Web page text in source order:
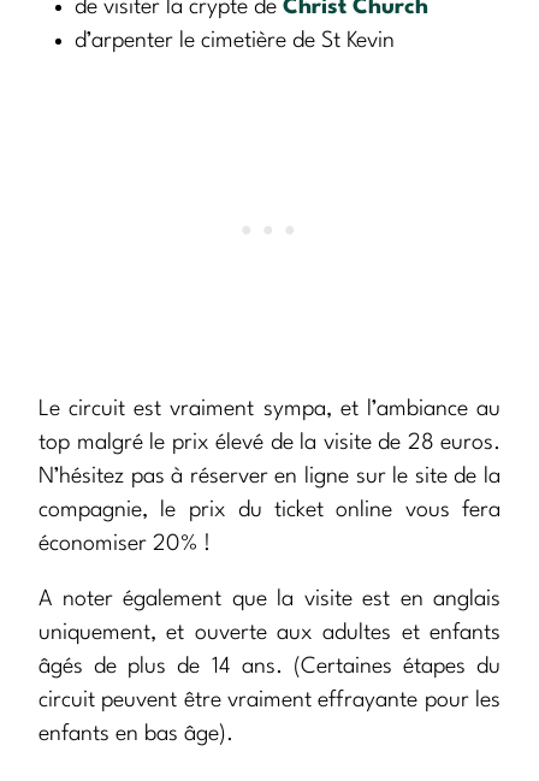
de visiter la crypte de Christ Church
d’arpenter le cimetière de St Kevin
Le circuit est vraiment sympa, et l’ambiance au
top malgré le prix élevé de la visite de 28 euros.
N’hésitez pas à réserver en ligne sur le site de la
compagnie, le prix du ticket online vous fera
économiser 20% !
A noter également que la visite est en anglais
uniquement, et ouverte aux adultes et enfants
âgés de plus de 14 ans. (Certaines étapes du
circuit peuvent être vraiment effrayante pour les
enfants en bas âge).